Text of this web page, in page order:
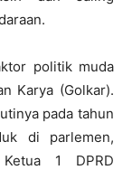
politik muda
Karya (Golkar).
pada tahun
di parlemen,
1 DPRD